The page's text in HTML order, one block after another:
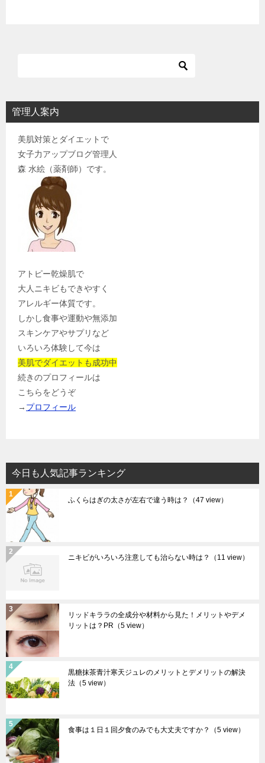
管理人案内
美肌対策とダイエットで
女子力アップブログ管理人
森 水絵（薬剤師）です。
アトピー乾燥肌で
大人ニキビもできやすく
アレルギー体質です。
しかし食事や運動や無添加
スキンケアやサプリなど
いろいろ体験して今は
美肌でダイエットも成功中
続きのプロフィールは
こちらをどうぞ
→ プロフィール
今日も人気記事ランキング
ふくらはぎの太さが左右で違う時は？ （47 view）
ニキビがいろいろ注意しても治らない時は？ （11 view）
リッドキララの全成分や材料から見た！メリットやデメ
リットは？PR （5 view）
黒糖抹茶青汁寒天ジュレのメリットとデメリットの解決
法 （5 view）
食事は１日１回夕食のみでも大丈夫ですか？ （5 view）